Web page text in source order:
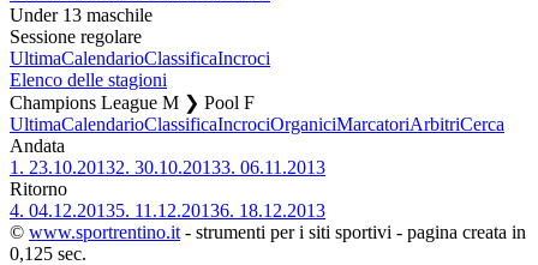
Under 13 maschile
Sessione regolare
UltimaCalendarioClassificaIncroci
Elenco delle stagioni
Champions League M ❯ Pool F
UltimaCalendarioClassificaIncrociOrganiciMarcatoriArbitriCerca
Andata
1. 23.10.20132. 30.10.20133. 06.11.2013
Ritorno
4. 04.12.20135. 11.12.20136. 18.12.2013
© www.sportrentino.it - strumenti per i siti sportivi - pagina creata in
0,125 sec.